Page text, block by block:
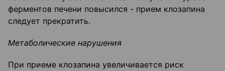
ферментов печени повысился - прием клозапина
следует прекратить.
Метаболические нарушения
При приеме клозапина увеличивается риск